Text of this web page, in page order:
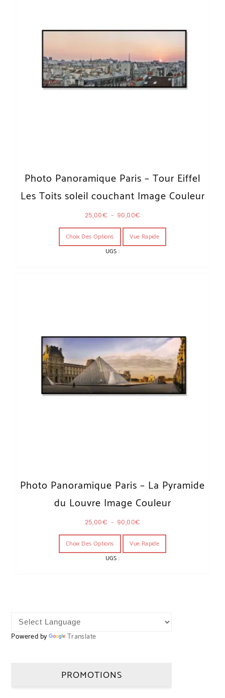
Photo Panoramique Paris – Tour Eiffel
Les Toits soleil couchant Image Couleur
25,00€ – 90,00€
Choix Des Options
Ce produit a plusieurs variations. Les
Vue Rapide
UGS :
Photo Panoramique Paris – La Pyramide
du Louvre Image Couleur
25,00€ – 90,00€
Choix Des Options
Ce produit a plusieurs variations. Les
Vue Rapide
UGS :
Powered by Translate
PROMOTIONS